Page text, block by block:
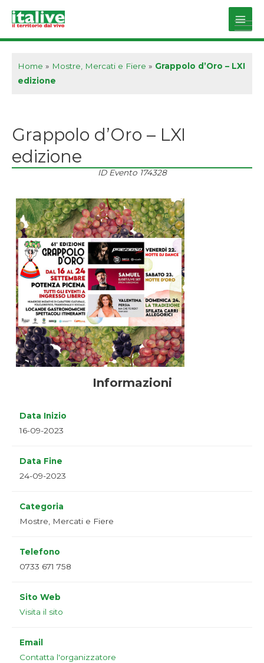
Main
Home » Mostre, Mercati e Fiere » Grappolo d’Oro – LXI
edizione
Grappolo d’Oro – LXI
edizione
ID Evento 174328
Informazioni
Data Inizio
16-09-2023
Data Fine
24-09-2023
Categoria
Mostre, Mercati e Fiere
Telefono
0733 671 758
Sito Web
Visita il sito
Email
Contatta l'organizzatore